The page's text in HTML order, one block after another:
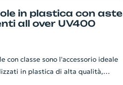
in plastica con aste
all over UV400
con classe sono l'accessorio ideale
in plastica di alta qualità,